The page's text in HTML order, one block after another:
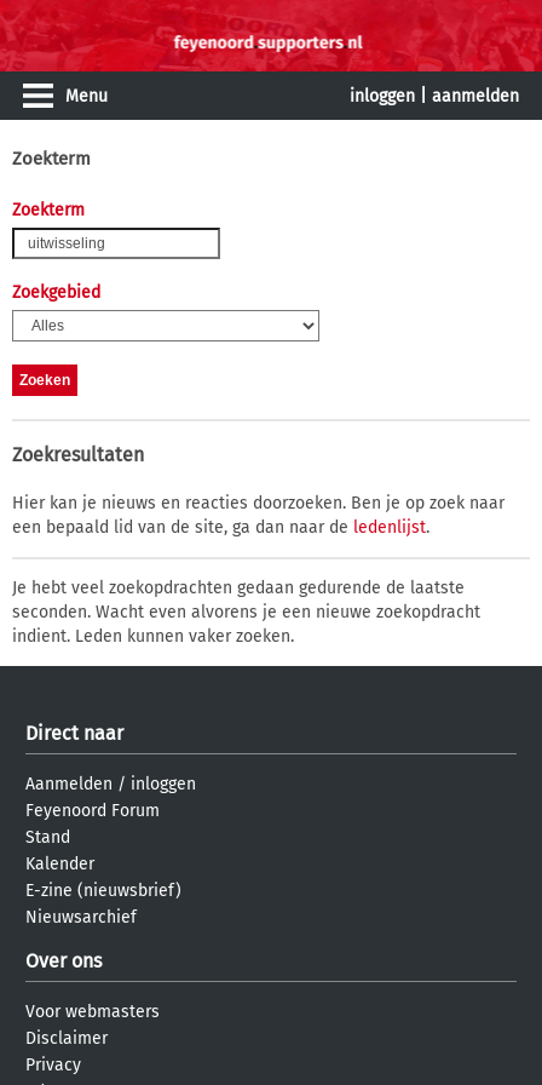
Menu inloggen aanmelden
Zoekterm
Zoekterm
Zoekgebied
Zoekresultaten
Hier kan je nieuws en reacties doorzoeken. Ben je op zoek naar
een bepaald lid van de site, ga dan naar de ledenlijst.
Je hebt veel zoekopdrachten gedaan gedurende de laatste
seconden. Wacht even alvorens je een nieuwe zoekopdracht
indient. Leden kunnen vaker zoeken.
Direct naar
Aanmelden / inloggen
Feyenoord Forum
Stand
Kalender
E-zine (nieuwsbrief)
Nieuwsarchief
Over ons
Voor webmasters
Disclaimer
Privacy